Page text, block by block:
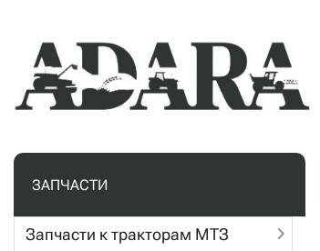
ЗАПЧАСТИ
Запчасти к тракторам МТЗ